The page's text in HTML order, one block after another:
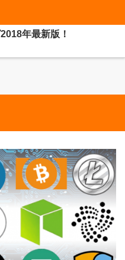
年最新版！